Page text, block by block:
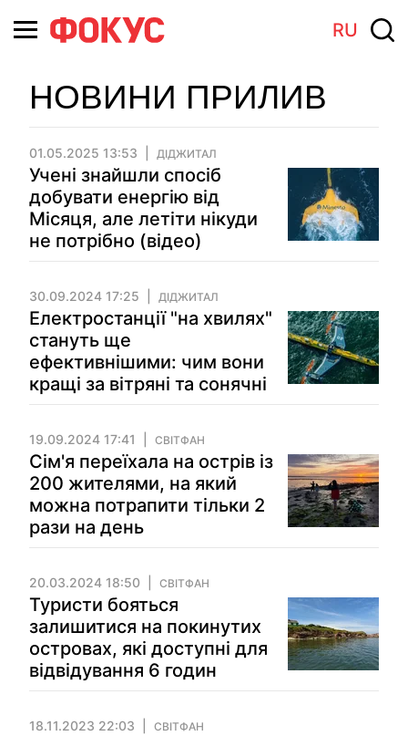
RU
НОВИНИ ПРИЛИВ
01.05.2025 13:53 ДІДЖИТАЛ
Учені знайшли спосіб
добувати енергію від
Місяця, але летіти нікуди
не потрібно (відео)
30.09.2024 17:25 ДІДЖИТАЛ
Електростанції "на хвилях"
стануть ще
ефективнішими: чим вони
кращі за вітряні та сонячні
19.09.2024 17:41 СВІТФАН
Сім'я переїхала на острів із
200 жителями, на який
можна потрапити тільки 2
рази на день
20.03.2024 18:50 СВІТФАН
Туристи бояться
залишитися на покинутих
островах, які доступні для
відвідування 6 годин
18.11.2023 22:03 СВІТФАН